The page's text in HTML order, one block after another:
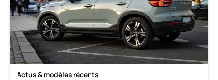
Actus & modèles récents